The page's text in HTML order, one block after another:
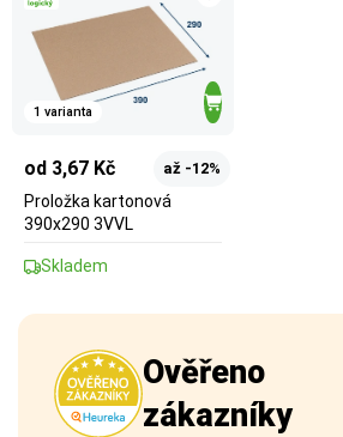
1 varianta
od 3,67 Kč až -12%
Proložka kartonová
390x290 3VVL
Skladem
Ověřeno
zákazníky